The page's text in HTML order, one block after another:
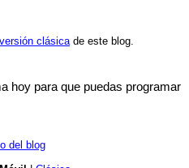
versión clásicade este blog.
hoy para que puedas programar
del blog